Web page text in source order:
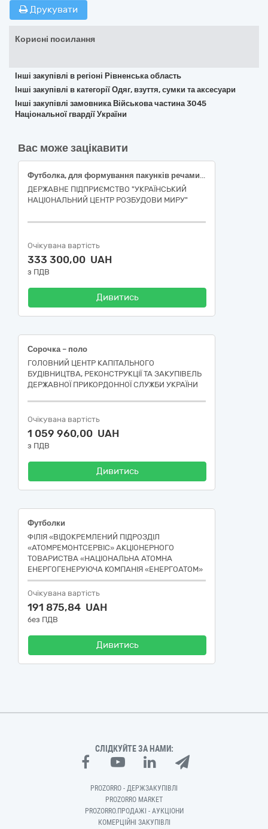
Друкувати
Корисні посилання
Інші закупівлі в регіоні Рівненська область
Інші закупівлі в категорії Одяг, взуття, сумки та аксесуари
Інші закупівлі замовника Військова частина 3045
Національної гвардії України
Вас може зацікавити
Футболка, для формування пакунків речами для задоволення основних (базових) потреб осіб, які були позбавлені свободи внаслідок збройної агресії російської федерації проти України, після їх звільнення для забезпечення проведення протокольного заходу
ДЕРЖАВНЕ ПІДПРИЄМСТВО "УКРАЇНСЬКИЙ
НАЦІОНАЛЬНИЙ ЦЕНТР РОЗБУДОВИ МИРУ"
Очікувана вартість
333 300,00 UAH
з ПДВ
Дивитись
Сорочка – поло
ГОЛОВНИЙ ЦЕНТР КАПІТАЛЬНОГО
БУДІВНИЦТВА, РЕКОНСТРУКЦІЇ ТА ЗАКУПІВЕЛЬ
ДЕРЖАВНОЇ ПРИКОРДОННОЇ СЛУЖБИ УКРАЇНИ
Очікувана вартість
1 059 960,00 UAH
з ПДВ
Дивитись
Футболки
ФІЛІЯ «ВІДОКРЕМЛЕНИЙ ПІДРОЗДІЛ
«АТОМРЕМОНТСЕРВІС» АКЦІОНЕРНОГО
ТОВАРИСТВА «НАЦІОНАЛЬНА АТОМНА
ЕНЕРГОГЕНЕРУЮЧА КОМПАНІЯ «ЕНЕРГОАТОМ»
Очікувана вартість
191 875,84 UAH
без ПДВ
Дивитись
СЛІДКУЙТЕ ЗА НАМИ:
PROZORRO - ДЕРЖЗАКУПІВЛІ
PROZORRO MARKET
PROZORRO.ПРОДАЖІ - АУКЦІОНИ
КОМЕРЦІЙНІ ЗАКУПІВЛІ